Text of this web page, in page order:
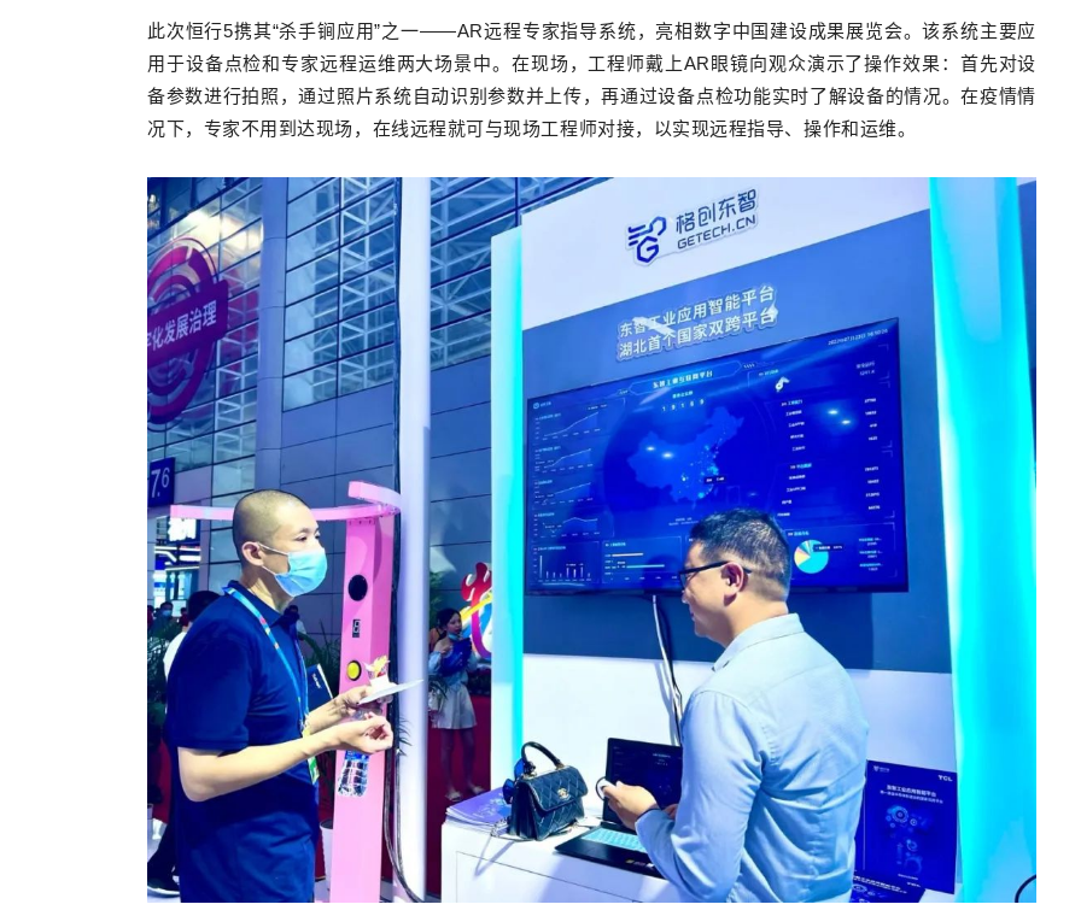
此次恒行5携其“杀手锏应用”之一——AR远程专家指导系统，亮相数字中国建设成果展览会。该系统主要应
用于设备点检和专家远程运维两大场景中。在现场，工程师戴上AR眼镜向观众演示了操作效果：首先对设
备参数进行拍照，通过照片系统自动识别参数并上传，再通过设备点检功能实时了解设备的情况。在疫情情
况下，专家不用到达现场，在线远程就可与现场工程师对接，以实现远程指导、操作和运维。